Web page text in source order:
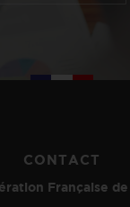
CONTACT
Française de